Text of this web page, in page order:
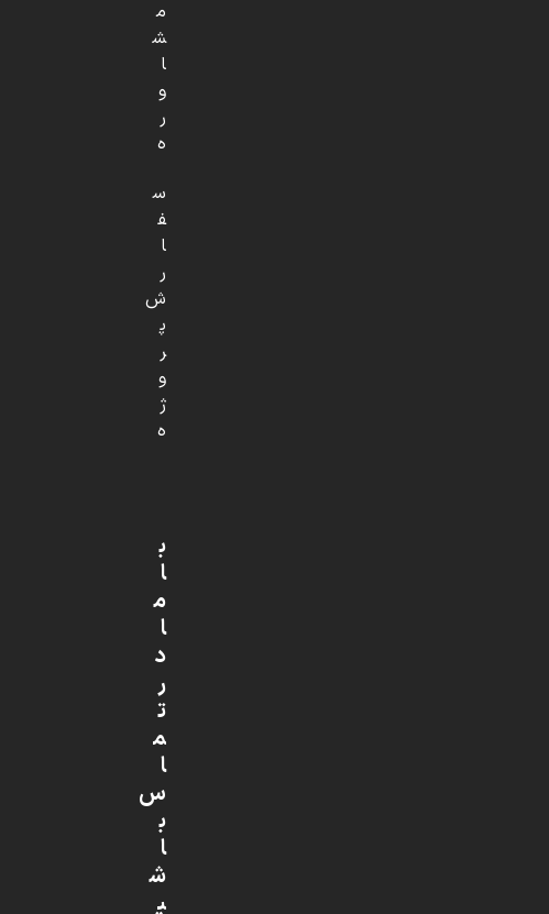
م
ش
ا
و
ر
ه
س
ف
ا
ر
ش
پ
ر
و
ژ
ه
ب
ا
م
ا
د
ر
ت
م
ا
س
ب
ا
ش
ی